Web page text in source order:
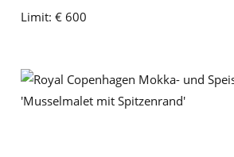
Limit: € 600